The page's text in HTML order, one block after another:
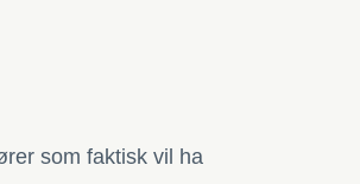
som faktisk vil ha